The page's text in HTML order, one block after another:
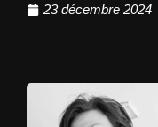
23 décembre 2024